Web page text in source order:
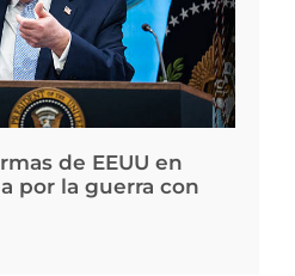
de EEUU en
por la guerra con